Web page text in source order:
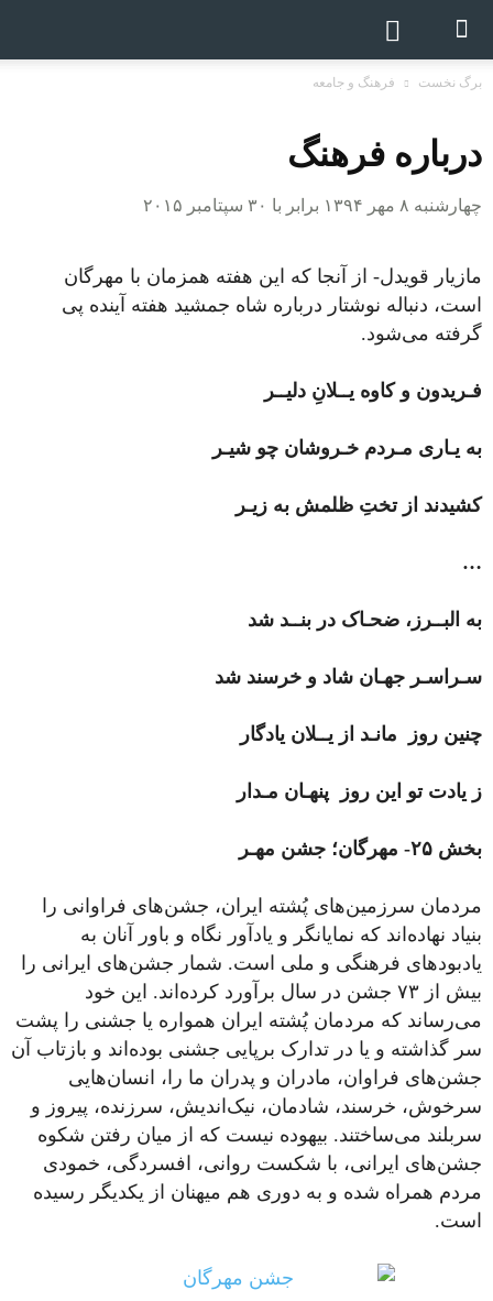
برگ نخست فرهنگ و جامعه
درباره فرهنگ
چهارشنبه ۸ مهر ۱۳۹۴ برابر با ۳۰ سپتامبر ۲۰۱۵
مازیار قویدل- از آنجا که این هفته همزمان با مهرگان
است، دنباله نوشتار درباره شاه جمشید هفته آینده پی
گرفته می‌شود.
فـریدون و کاوه یــلانِ دلیــر
به‌ یـاری مـردم خـروشان چو شیـر
کشیدند از تختِ ظلمش به زیـر
…
به البــرز، ضحـاک در بنــد شد
سـراسـر جهـان شاد و خرسند شد
چنین روز مانـد از یــلان یادگار
ز یادت تو این روز پنهـان مـدار
بخش ۲۵- مهرگان؛ جشن مهـر
مردمان سرزمین‌های پُشته ایران، جشن‌های فراوانی را
بنیاد نهاده‌اند که نمایانگر و یادآور نگاه و باور آنان به
یادبودهای فرهنگی و ملی است. شمار جشن‌های ایرانی را
بیش از ۷۳ جشن در سال برآورد کرده‌اند. این خود
می‌رساند که مردمان پُشته ‌ایران همواره یا جشنی را پشت
سر گذاشته و یا در تدارک برپایی جشنی بوده‌اند و بازتاب‌ آن
جشن‌های فراوان، مادران و پدران ما را، انسان‌هایی
سرخوش، خرسند، شادمان، نیک‌اندیش، سرزنده، پیروز و
سربلند می‌ساختند. بیهوده نیست که از میان رفتن شکوه
جشن‌های ایرانی، با شکست روانی، افسردگی، خمودی
مردم همراه شده و به دوری هم میهنان از یکدیگر رسیده
است.